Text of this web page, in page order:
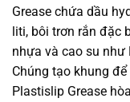
Grease chứa dầu
liti, bôi trơn rắn đặc
nhựa và cao su như
Chúng tạo khung để
Plastislip Grease